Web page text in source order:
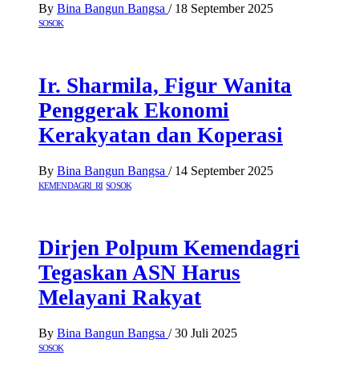
By Bina Bangun Bangsa / 18 September 2025
SOSOK
Ir. Sharmila, Figur Wanita
Penggerak Ekonomi
Kerakyatan dan Koperasi
By Bina Bangun Bangsa / 14 September 2025
KEMENDAGRI RI SOSOK
Dirjen Polpum Kemendagri
Tegaskan ASN Harus
Melayani Rakyat
By Bina Bangun Bangsa / 30 Juli 2025
SOSOK